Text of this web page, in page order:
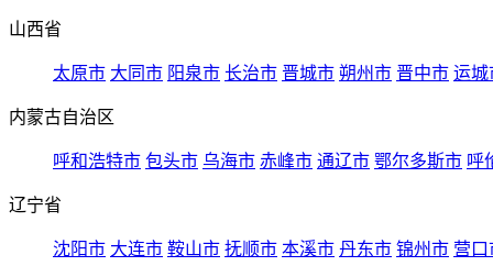
山西省
太原市 大同市 阳泉市 长治市 晋城市 朔州市 晋中市 运城
内蒙古自治区
呼和浩特市 包头市 乌海市 赤峰市 通辽市 鄂尔多斯市 呼
辽宁省
沈阳市 大连市 鞍山市 抚顺市 本溪市 丹东市 锦州市 营口